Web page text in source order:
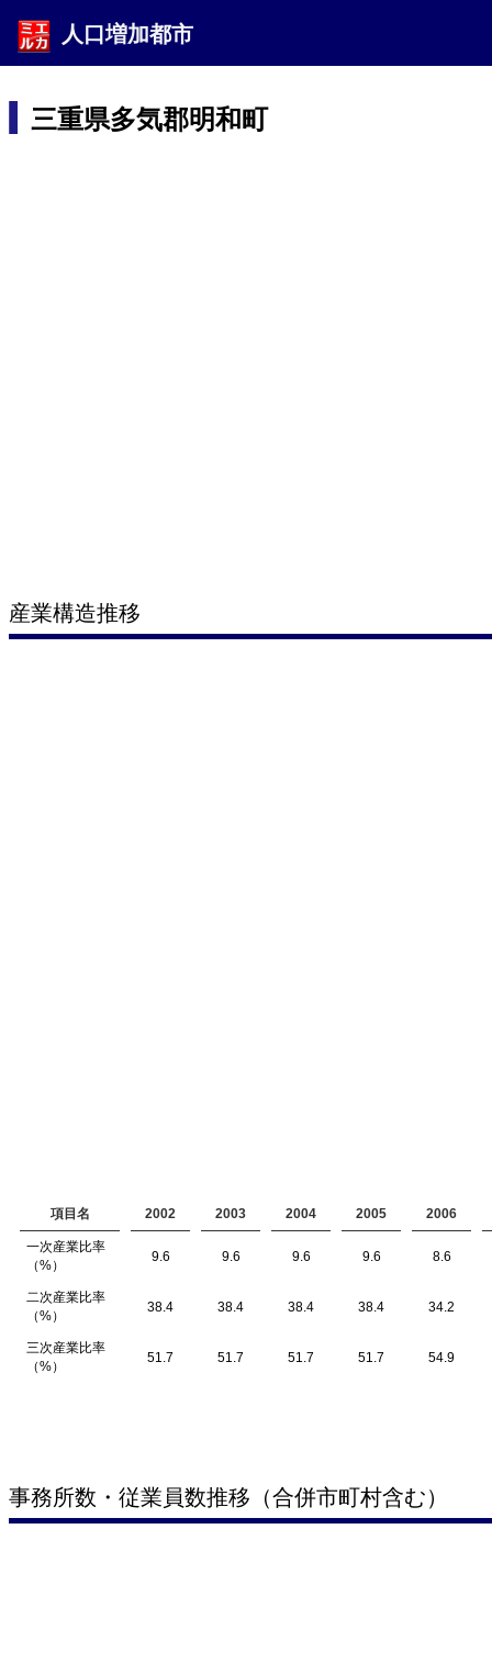
人口増加都市
三重県多気郡明和町
産業構造推移
項目名 2002 2003 2004 2005 2006
一次産業比率
（%）
9.6 9.6 9.6 9.6 8.6
二次産業比率
（%）
38.4 38.4 38.4 38.4 34.2
三次産業比率
（%）
51.7 51.7 51.7 51.7 54.9
事務所数・従業員数推移（合併市町村含む）